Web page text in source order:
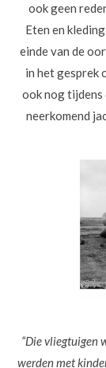
ook geen
Eten en
einde van de
in het gesprek
ook nog tijdens
neerkomend
“Die vliegtuigen
werden met